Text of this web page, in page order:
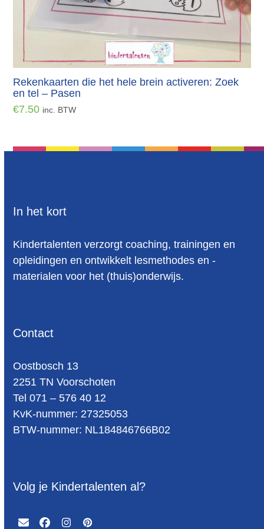
Rekenkaarten die het hele brein activeren: Zoek
en tel – Pasen
€7.50 inc. BTW
In het kort
Kindertalenten verzorgt coaching, trainingen en
opleidingen en ontwikkelt lesmethodes en -
materialen voor het (thuis)onderwijs.
Contact
Oost­bosch 13
2251 TN Voorschoten
Tel 071 – 576 40 12
KvK-nummer: 27325053
BTW-num­mer: NL184846766B02
Volg je Kindertalenten al?